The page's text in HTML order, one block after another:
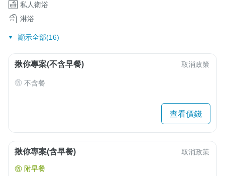
私人衛浴
淋浴
顯示全部(16)
揪你專案(不含早餐) 取消政策
不含餐
查看價錢
揪你專案(含早餐) 取消政策
附早餐